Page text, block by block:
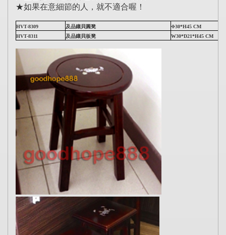
★如果在意細節的人，就不適合喔！
HVT-8309 及品鑲貝圓凳
Φ30*H45 CM
HVT-8311
及品鑲貝板凳 W30*D21*H45 CM